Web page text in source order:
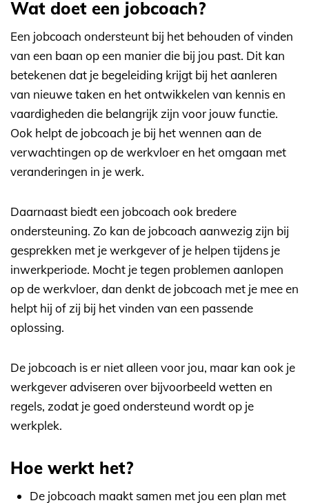
Wat doet een jobcoach?
Een jobcoach ondersteunt bij het behouden of vinden
van een baan op een manier die bij jou past. Dit kan
betekenen dat je begeleiding krijgt bij het aanleren
van nieuwe taken en het ontwikkelen van kennis en
vaardigheden die belangrijk zijn voor jouw functie.
Ook helpt de jobcoach je bij het wennen aan de
verwachtingen op de werkvloer en het omgaan met
veranderingen in je werk.
Daarnaast biedt een jobcoach ook bredere
ondersteuning. Zo kan de jobcoach aanwezig zijn bij
gesprekken met je werkgever of je helpen tijdens je
inwerkperiode. Mocht je tegen problemen aanlopen
op de werkvloer, dan denkt de jobcoach met je mee en
helpt hij of zij bij het vinden van een passende
oplossing.
De jobcoach is er niet alleen voor jou, maar kan ook je
werkgever adviseren over bijvoorbeeld wetten en
regels, zodat je goed ondersteund wordt op je
werkplek.
Hoe werkt het?
De jobcoach maakt samen met jou een plan met